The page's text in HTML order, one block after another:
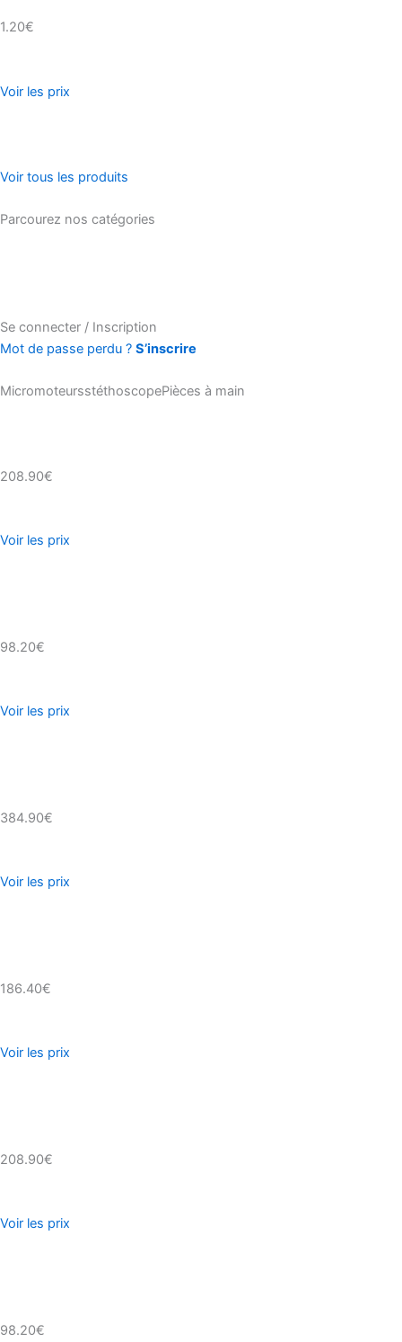
1.20€
Voir les prix
Voir tous les produits
Parcourez nos catégories
Se connecter / Inscription
Mot de passe perdu ? S’inscrire
MicromoteursstéthoscopePièces à main
208.90€
Voir les prix
98.20€
Voir les prix
384.90€
Voir les prix
186.40€
Voir les prix
208.90€
Voir les prix
98.20€